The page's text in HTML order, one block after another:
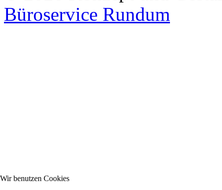
Büroservice Rundum
Wir benutzen Cookies